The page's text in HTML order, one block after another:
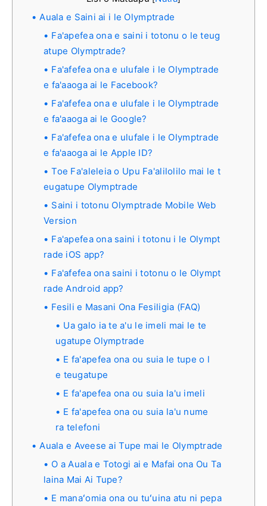
Auala e Saini ai i le Olymptrade
Fa'apefea ona e saini i totonu o le teug
atupe Olymptrade?
Fa'afefea ona e ulufale i le Olymptrade
e fa'aaoga ai le Facebook?
Fa'afefea ona e ulufale i le Olymptrade
e fa'aaoga ai le Google?
Fa'afefea ona e ulufale i le Olymptrade
e fa'aaoga ai le Apple ID?
Toe Fa'aleleia o Upu Fa'alilolilo mai le t
eugatupe Olymptrade
Saini i totonu Olymptrade Mobile Web
Version
Fa'apefea ona saini i totonu i le Olympt
rade iOS app?
Fa'afefea ona saini i totonu o le Olympt
rade Android app?
Fesili e Masani Ona Fesiligia (FAQ)
Ua galo ia te a'u le imeli mai le te
ugatupe Olymptrade
E fa'apefea ona ou suia le tupe o l
e teugatupe
E fa'apefea ona ou suia la'u imeli
E fa'apefea ona ou suia la'u nume
ra telefoni
Auala e Aveese ai Tupe mai le Olymptrade
O a Auala e Totogi ai e Mafai ona Ou Ta
laina Mai Ai Tupe?
E manaʻomia ona ou tuʻuina atu ni pepa